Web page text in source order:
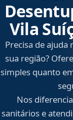
Vila
Precisa de
sua região?
simples quanto
Nos
sanitários e